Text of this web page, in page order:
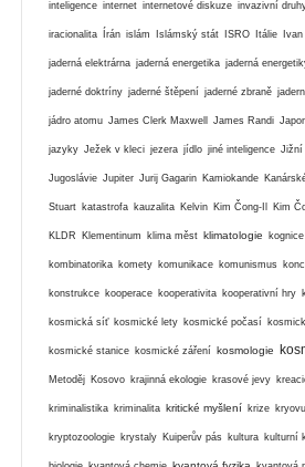
inteligence internet internetové diskuze invazivní
iracionalita Írán islám Islámský stát ISRO Itálie
jaderná elektrárna jaderná energetika jaderná
jaderné doktríny jaderné štěpení jaderné zbraně
jádro atomu James Clerk Maxwell James Randi
jazyky Ježek v kleci jezera jídlo jiné inteligence Jižní
Jugoslávie Jupiter Jurij Gagarin Kamiokande
Stuart katastrofa kauzalita Kelvin Kim Čong-Il Kim
KLDR Klementinum klima měst klimatologie kognice
kombinatorika komety komunikace komunismus
konstrukce kooperace kooperativita kooperativní hry
kosmická síť kosmické lety kosmické počasí
kosmické stanice kosmické záření kosmologie
Metoděj Kosovo krajinná ekologie krasové jevy
kriminalistika kriminalita kritické myšlení krize
kryptozoologie krystaly Kuiperův pás kultura kulturní